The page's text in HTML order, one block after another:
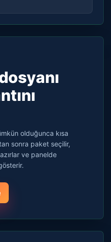
olduğunca kısa
sonra paket seçilir,
ve panelde